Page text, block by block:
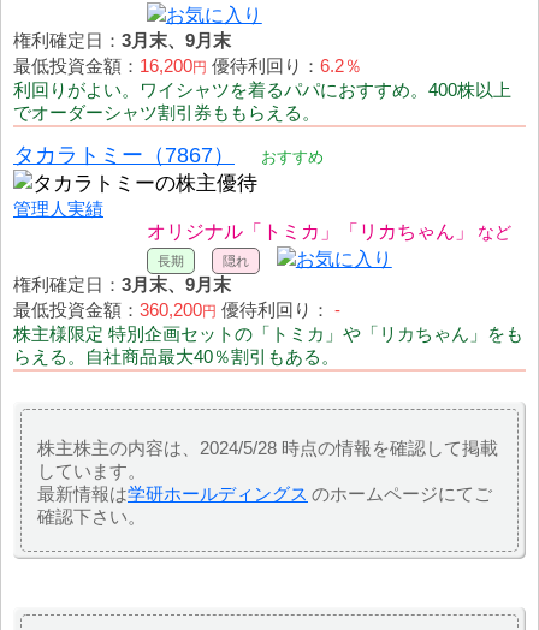
権利確定日： 3月末、9月末
最低投資金額： 16,200円 優待利回り： 6.2％
利回りがよい。ワイシャツを着るパパにおすすめ。400株以上
でオーダーシャツ割引券ももらえる。
タカラトミー（7867） おすすめ
管理人実績
オリジナル「トミカ」「リカちゃん」
権利確定日： 3月末、9月末
最低投資金額： 360,200円 優待利回り： -
株主様限定 特別企画セットの「トミカ」や「リカちゃん」をも
らえる。自社商品最大40％割引もある。
株主株主の内容は、2024/5/28 時点の情報を確認して掲載
しています。
最新情報は学研ホールディングス のホームページにてご
確認下さい。